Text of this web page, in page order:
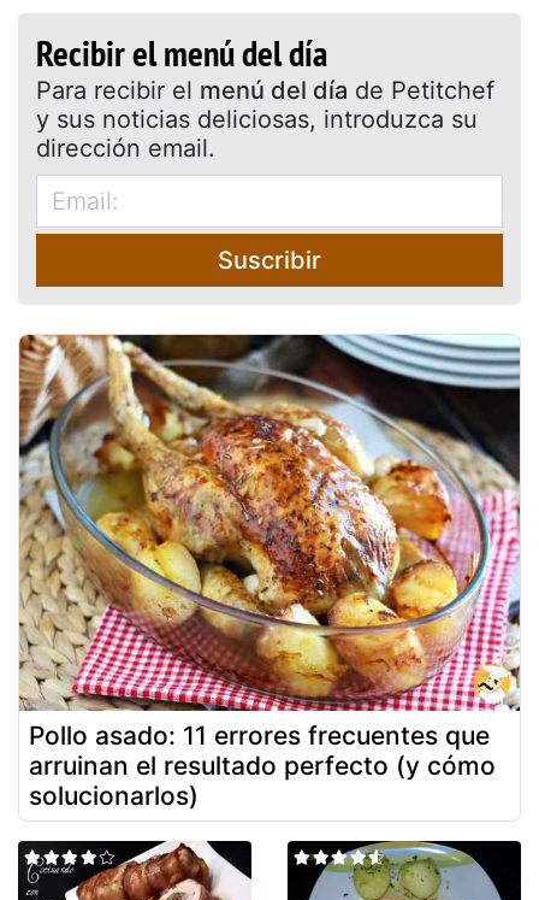
Recibir el menú del día
Para recibir el menú del día de Petitchef
y sus noticias deliciosas, introduzca su
dirección email.
Suscribir
Pollo asado: 11 errores frecuentes que
arruinan el resultado perfecto (y cómo
solucionarlos)